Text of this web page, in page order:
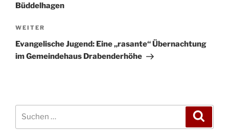
Büddelhagen
Nächster
Beitrag
WEITER
Evangelische Jugend: Eine „rasante“ Übernachtung
im Gemeindehaus Drabenderhöhe